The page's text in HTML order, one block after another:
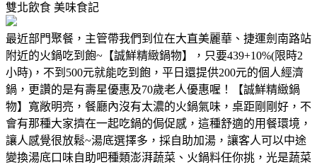
雙北飲食 美味食記
最近部門聚餐，主管帶我們到位在大直美麗華、捷運劍南路站
附近的火鍋吃到飽~【誠鮮精緻鍋物】，只要439+10%(限時2
小時)，不到500元就能吃到飽，平日還提供200元的個人經濟
鍋，更讚的是有壽星優惠及70歲老人優惠喔！【誠鮮精緻鍋
物】寬敞明亮，餐廳內沒有太濃的火鍋氣味，桌距剛剛好，不
會有那種大家擠在一起吃鍋的侷促感，這種舒適的用餐環境，
讓人感覺很放鬆~湯底選擇多，採自助加湯，讓客人可以中途
變換湯底口味自助吧種類澎湃蔬菜、火鍋料任你挑，光是蔬菜